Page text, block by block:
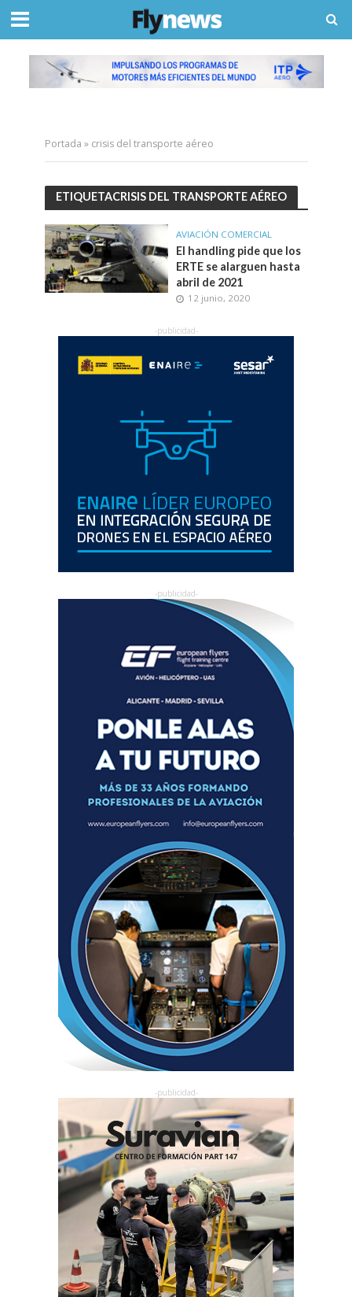
Portada » crisis del transporte aéreo
ETIQUETACRISIS DEL TRANSPORTE AÉREO
AVIACIÓN COMERCIAL
El handling pide que los
ERTE se alarguen hasta
abril de 2021
12 junio, 2020